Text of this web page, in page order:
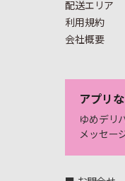
配送エリア
利用規約
会社概要
アプリ
ゆめデリ
メッセー